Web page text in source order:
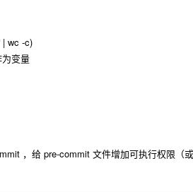
| wc -c)
变量
，给 pre-commit 文件增加可执行权限（